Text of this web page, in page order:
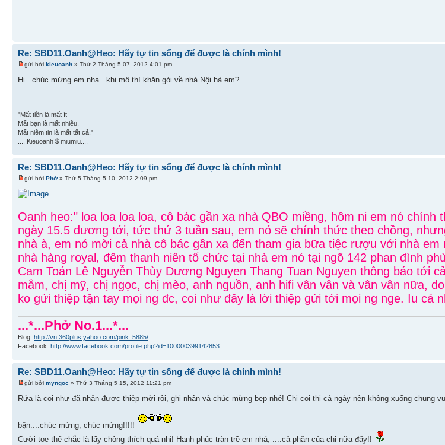
Re: SBD11.Oanh@Heo: Hãy tự tin sống để được là chính mình!
gửi bởi kieuoanh » Thứ 2 Tháng 5 07, 2012 4:01 pm
Hi...chúc mừng em nha...khi mô thì khăn gói về nhà Nội hả em?
"Mất tiền là mất ít
Mất bạn là mất nhiều,
Mất niềm tin là mất tất cả."
.....Kieuoanh $ miumiu....
Re: SBD11.Oanh@Heo: Hãy tự tin sống để được là chính mình!
gửi bởi Phở» Thứ 5 Tháng 5 10, 2012 2:09 pm
Oanh heo:" loa loa loa loa, cô bác gần xa nhà QBO miềng, hôm ni em nó chính
ngày 15.5 dương tới, tức thứ 3 tuần sau, em nó sẽ chính thức theo chồng,
nhà à, em nó mời cả nhà cô bác gần xa đến tham gia bữa tiệc rượu với nhà em
nhà hàng royal, đêm thanh niên tổ chức tại nhà em nó tại ngõ 142 phan đình
Cam Toán Lê Nguyễn Thùy Dương Nguyen Thang Tuan Nguyen thông báo tới
mắm, chị mỹ, chị ngọc, chị mèo, anh nguồn, anh hifi vân vân và vân vân nữa,
ko gửi thiệp tận tay mọi ng đc, coi như đây là lời thiệp gửi tới mọi ng nge. Iu cả
...*...Phở No.1...*...
Blog: http://vn.360plus.yahoo.com/pink_5885/
Facebook: http://www.facebook.com/profile.php?id=100000399142853
Re: SBD11.Oanh@Heo: Hãy tự tin sống để được là chính mình!
gửi bởi myngoc » Thứ 3 Tháng 5 15, 2012 11:21 pm
Rứa là coi như đã nhận được thiệp mời rồi, ghi nhận và chúc mừng bẹp nhé! Chị coi thi cả ngày nên không xuống chung
bận....chúc mừng, chúc mừng!!!!!
Cười toe thế chắc là lấy chồng thích quá nhỉ! Hạnh phúc tràn trề em nhá, ....cả phần của chị nữa đấy!!